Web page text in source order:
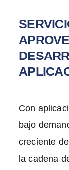
Con
bajo
creciente
la cadena